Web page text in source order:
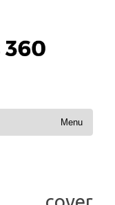
Skip to content